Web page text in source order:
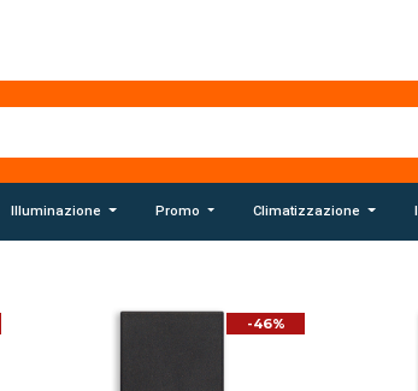
Illuminazione Promo Climatizzazione
-46%